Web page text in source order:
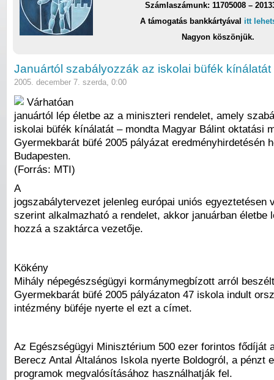
Számlaszámunk: 11705008 –
A támogatás bankkártyával itt
Nagyon köszönjük.
Januártól szabályozzák az iskolai büfék kínálatát
2005. december 7. szerda, 0:00
Várhatóan
januártól lép életbe az a miniszteri rendelet, amely
iskolai büfék kínálatát – mondta Magyar Bálint oktatási
Gyermekbarát büfé 2005 pályázat eredményhirdetésén
Budapesten.
(Forrás: MTI)
A
jogszabálytervezet jelenleg európai uniós egyeztetésen
szerint alkalmazható a rendelet, akkor januárban életbe
hozzá a szaktárca vezetője.
Kökény
Mihály népegészségügyi kormánymegbízott arról
Gyermekbarát büfé 2005 pályázaton 47 iskola indult
intézmény büféje nyerte el ezt a címet.
Az Egészségügyi Minisztérium 500 ezer forintos fődíját
Berecz Antal Általános Iskola nyerte Boldogról, a pénzt
programok megvalósításához használhatják fel.